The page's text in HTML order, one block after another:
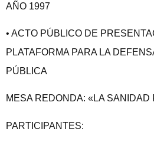
AÑO 1997
• ACTO PÚBLICO DE
PLATAFORMA PARA LA
PÚBLICA
MESA REDONDA: «LA SANIDAD
PARTICIPANTES: